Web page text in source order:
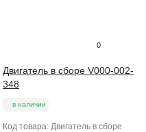
0
Двигатель в сборе V000-002-
348
в наличии
Код товара: Двигатель в сборе